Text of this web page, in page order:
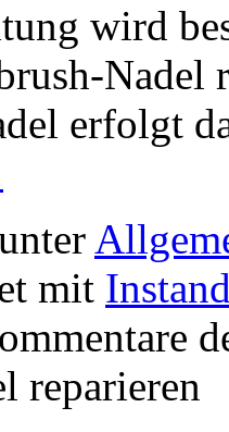
wird
Nadel
erfolgt
mit
reparieren